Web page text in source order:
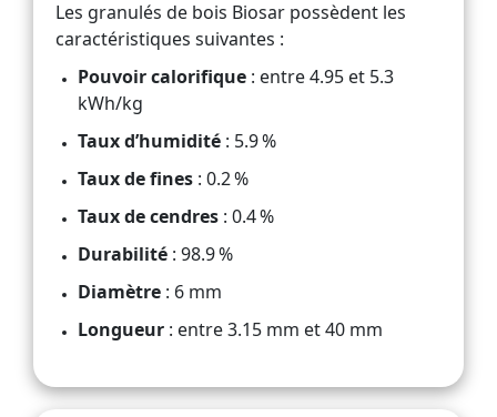
Les granulés de bois Biosar possèdent les
caractéristiques suivantes :
Pouvoir calorifique : entre 4.95 et 5.3
kWh/kg
Taux d’humidité : 5.9 %
Taux de fines : 0.2 %
Taux de cendres : 0.4 %
Durabilité : 98.9 %
Diamètre : 6 mm
Longueur : entre 3.15 mm et 40 mm